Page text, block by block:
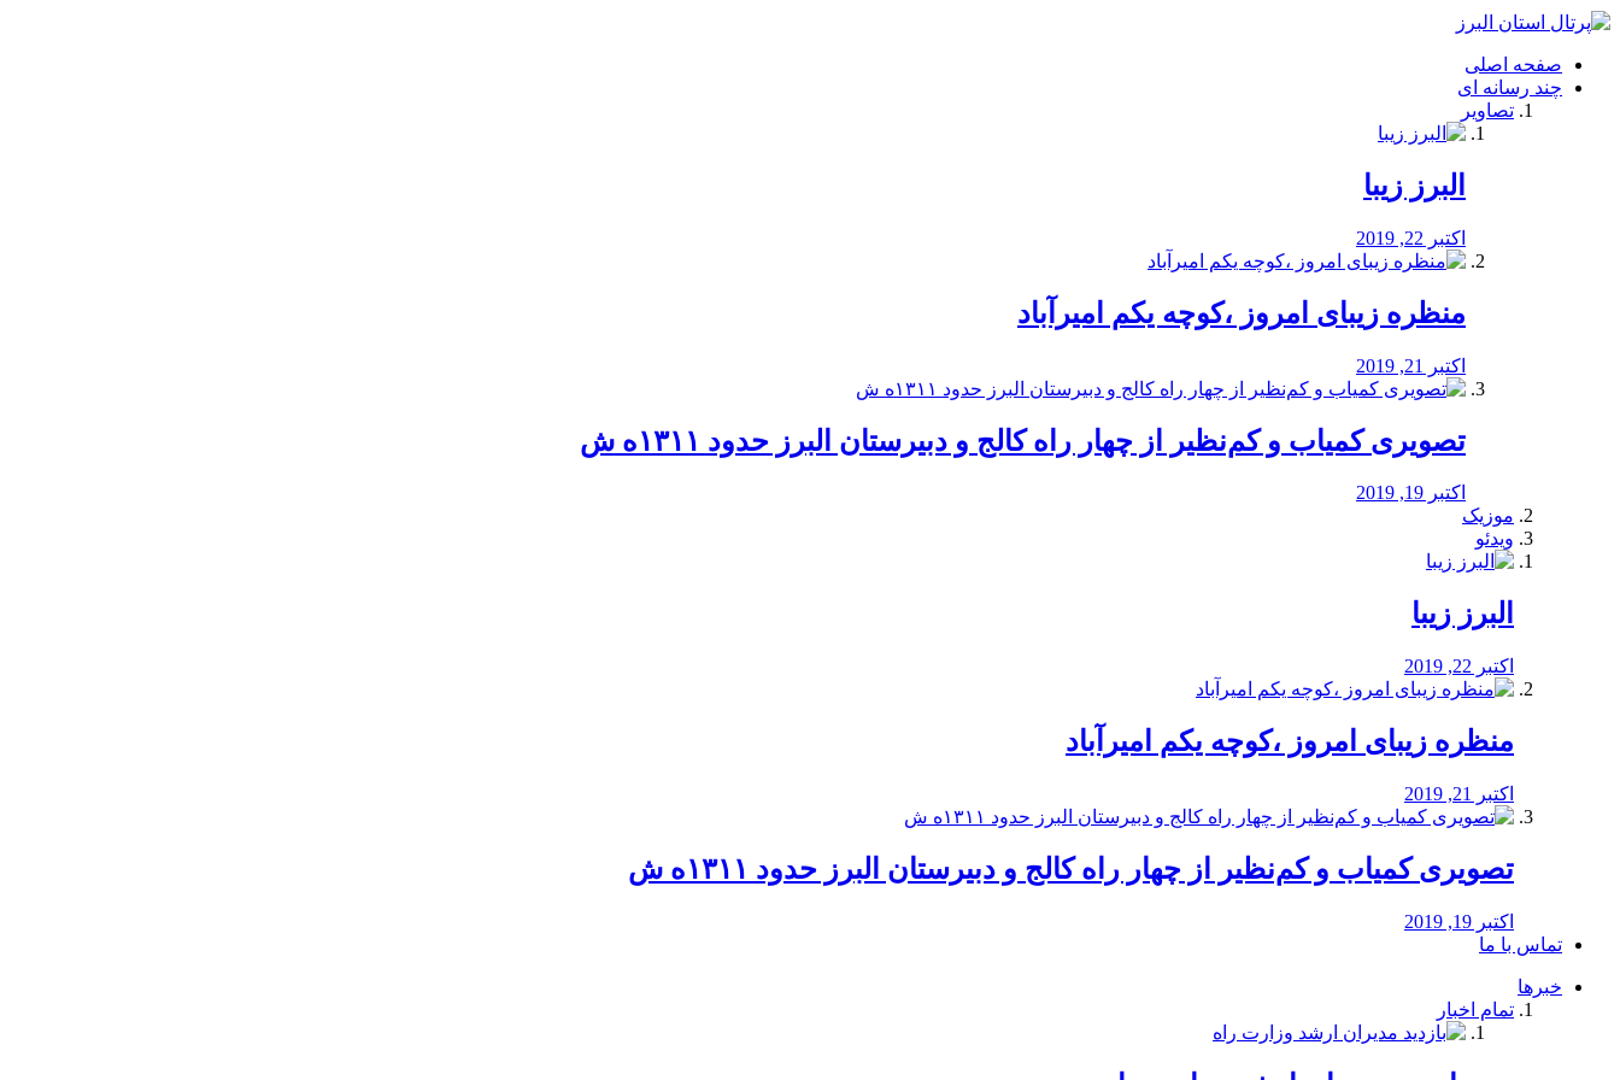
فصد
شرق
تهران
خشکشویی
صفحه اصلی
چند رسانه ای
تصاویر
البرز زیبا
اکتبر 22, 2019
منظره‌‌ زیبای امروز ،کوچه یکم امیرآباد
اکتبر 21, 2019
️تصویری کمیاب و کم‌نظیر از چهار راه كالج و دبيرستان البرز حدود ۱۳۱۱ه ش
اکتبر 19, 2019
موزیک
ویدئو
البرز زیبا
اکتبر 22, 2019
منظره‌‌ زیبای امروز ،کوچه یکم امیرآباد
اکتبر 21, 2019
️تصویری کمیاب و کم‌نظیر از چهار راه كالج و دبيرستان البرز حدود ۱۳۱۱ه ش
اکتبر 19, 2019
تماس با ما
خبرها
تمام اخبار